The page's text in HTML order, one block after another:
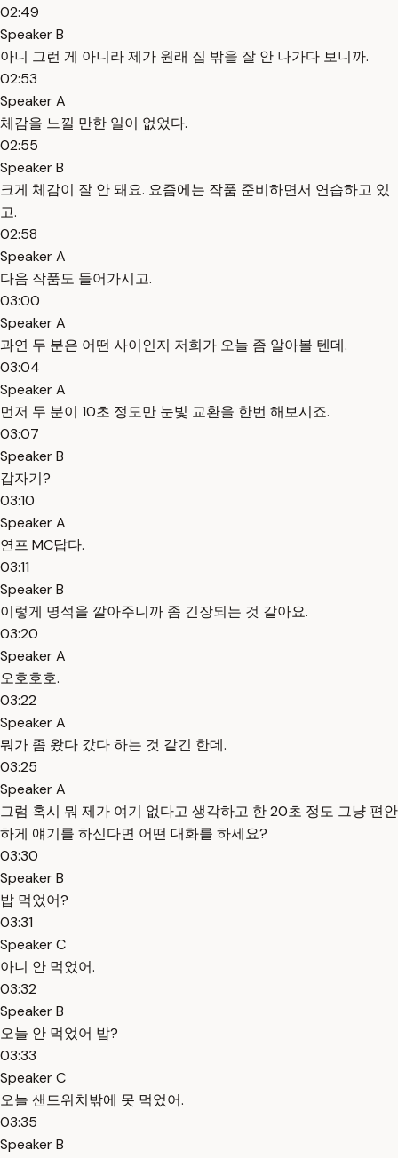
02:49
Speaker B
아니 그런 게 아니라 제가 원래 집 밖을 잘 안 나가다 보니까.
02:53
Speaker A
체감을 느낄 만한 일이 없었다.
02:55
Speaker B
크게 체감이 잘 안 돼요. 요즘에는 작품 준비하면서 연습하고 있
고.
02:58
Speaker A
다음 작품도 들어가시고.
03:00
Speaker A
과연 두 분은 어떤 사이인지 저희가 오늘 좀 알아볼 텐데.
03:04
Speaker A
먼저 두 분이 10초 정도만 눈빛 교환을 한번 해보시죠.
03:07
Speaker B
갑자기?
03:10
Speaker A
연프 MC답다.
03:11
Speaker B
이렇게 명석을 깔아주니까 좀 긴장되는 것 같아요.
03:20
Speaker A
오호호호.
03:22
Speaker A
뭐가 좀 왔다 갔다 하는 것 같긴 한데.
03:25
Speaker A
그럼 혹시 뭐 제가 여기 없다고 생각하고 한 20초 정도 그냥 편안
하게 얘기를 하신다면 어떤 대화를 하세요?
03:30
Speaker B
밥 먹었어?
03:31
Speaker C
아니 안 먹었어.
03:32
Speaker B
오늘 안 먹었어 밥?
03:33
Speaker C
오늘 샌드위치밖에 못 먹었어.
03:35
Speaker B